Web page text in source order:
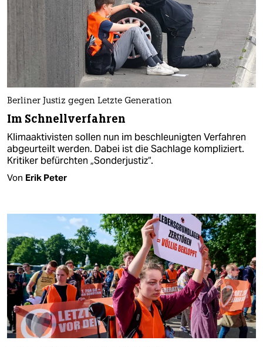
Berliner Justiz gegen Letzte Generation
Im Schnellverfahren
Klimaaktivisten sollen nun im beschleunigten Verfahren
abgeurteilt werden. Dabei ist die Sachlage kompliziert.
Kritiker befürchten „Sonderjustiz“.
Von Erik Peter